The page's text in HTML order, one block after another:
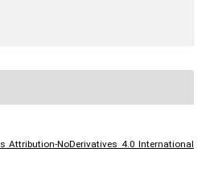
Attribution-NoDerivatives 4.0 International